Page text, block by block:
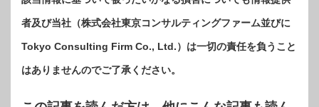
者及び当社（株式会社東京コンサルティングファーム並びに
Tokyo Consulting Firm Co., Ltd.）は一切の責任を負うこと
はありませんのでご了承ください。